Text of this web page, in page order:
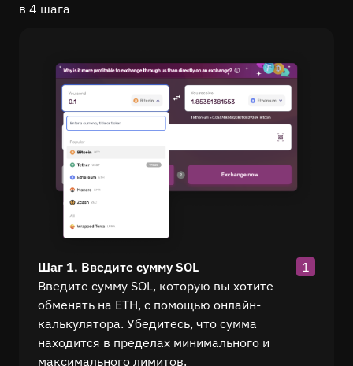
в 4 шага
Шаг 1. Введите сумму SOL
1
Введите сумму SOL, которую вы хотите
обменять на ETH, с помощью онлайн-
калькулятора. Убедитесь, что сумма
находится в пределах минимального и
максимального лимитов.